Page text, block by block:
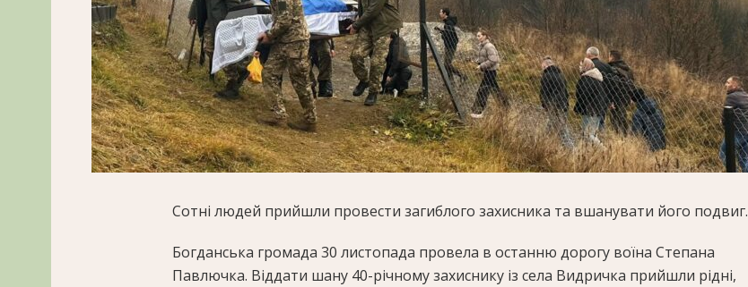
Сотні людей прийшли провести загиблого захисника та вшанувати його подвиг.
Богданська громада 30 листопада провела в останню дорогу воїна Степана
Павлючка. Віддати шану 40-річному захиснику із села Видричка прийшли рідні,